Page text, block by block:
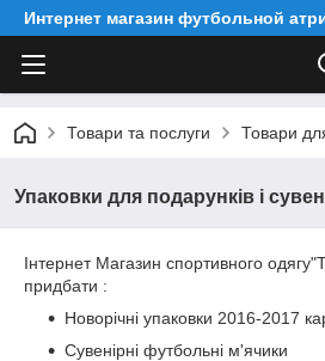
Интернет магазин футбольной
Товари та послуги Товари
Упаковки для подарунків і
Інтернет Магазин спортивного
придбати :
Новорічні упаковки 2016-2017
Сувенірні футбольні м'ячики